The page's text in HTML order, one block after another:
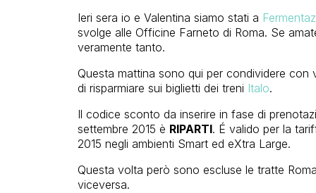
Ieri sera io e Valentina siamo stati a
svolge alle Officine Farneto di Roma. Se
veramente tanto.
Questa mattina sono qui per condividere
di risparmiare sui biglietti dei treni Italo.
Il codice sconto da inserire in fase di
settembre 2015 è RIPARTI. É valido per la
2015 negli ambienti Smart ed eXtra Large.
Questa volta però sono escluse le tratte
viceversa.